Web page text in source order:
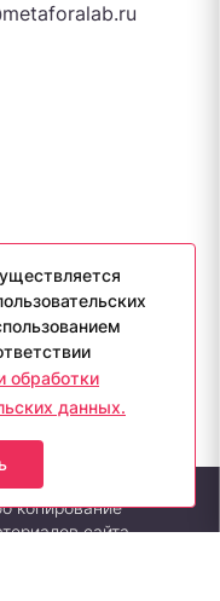
данных
защищены.
копирование
сайта,
обработки
данных.